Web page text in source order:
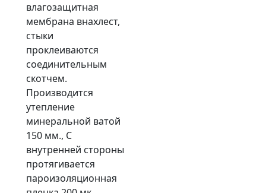
влагозащитная
мембрана внахлест,
стыки
проклеиваются
соединительным
скотчем.
Производится
утепление
минеральной ватой
150 мм., С
внутренней стороны
протягивается
пароизоляционная